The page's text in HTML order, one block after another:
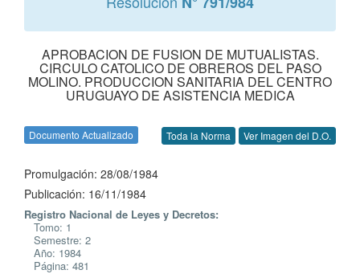
APROBACION DE FUSION DE MUTUALISTAS.
CIRCULO CATOLICO DE OBREROS DEL PASO
MOLINO. PRODUCCION SANITARIA DEL CENTRO
URUGUAYO DE ASISTENCIA MEDICA
Documento Actualizado Toda la Norma Ver Imagen del D.O.
Promulgación: 28/08/1984
Publicación: 16/11/1984
Registro Nacional de Leyes y Decretos:
Tomo: 1
Semestre: 2
Año: 1984
Página: 481